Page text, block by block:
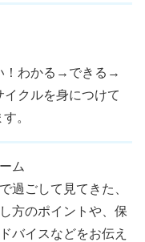
！わかる→できる→
クルを身につけて
。
ム
過ごして見てきた、
方のポイントや、保
バイスなどをお伝え